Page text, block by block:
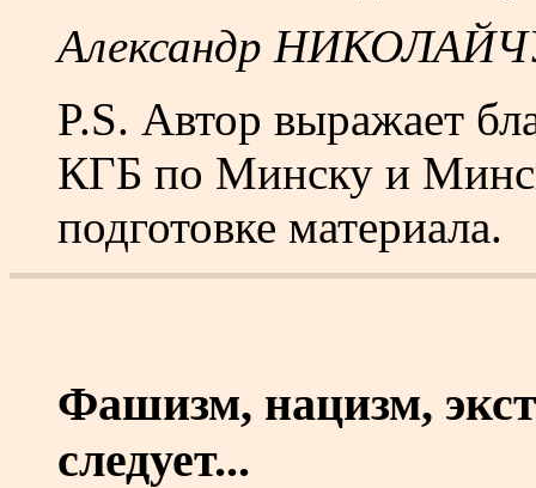
Александр
P.S. Автор выражает
КГБ по Минску и
подготовке материала.
Фашизм, нацизм,
следует...